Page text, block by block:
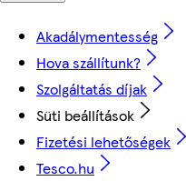
Akadálymentesség
Hova szállítunk?
Szolgáltatás díjak
Süti beállítások
Fizetési lehetőségek
Tesco.hu